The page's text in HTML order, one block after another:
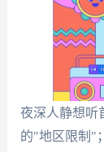
夜深人静想听
的"地区限制"